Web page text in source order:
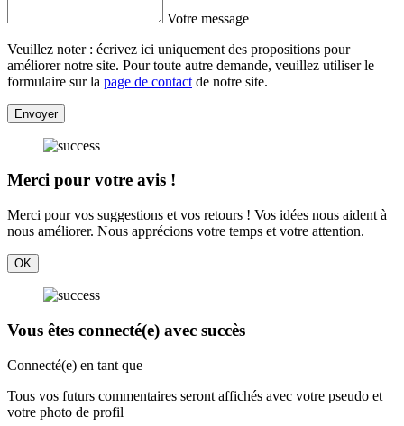
Votre message
Veuillez noter : écrivez ici uniquement des propositions pour
améliorer notre site. Pour toute autre demande, veuillez utiliser le
formulaire sur la page de contact de notre site.
Envoyer
Merci pour votre avis !
Merci pour vos suggestions et vos retours ! Vos idées nous aident à
nous améliorer. Nous apprécions votre temps et votre attention.
OK
Vous êtes connecté(e) avec succès
Connecté(e) en tant que
Tous vos futurs commentaires seront affichés avec votre pseudo et
votre photo de profil